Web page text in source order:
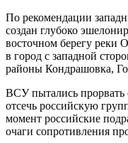
По рекомендации
создан глубоко
восточном берегу реки
в город с западной
районы Кондрашовка,
ВСУ пытались прорвать
отсечь российскую
момент российские
очаги сопротивления